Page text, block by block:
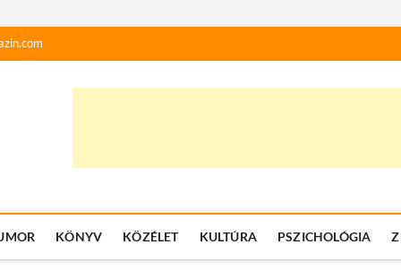
KÖNYV KÖZÉLET KULTÚRA PSZICHOLÓGIA